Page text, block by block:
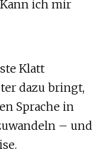
ich mir
Klatt
dazu bringt,
Sprache in
– und